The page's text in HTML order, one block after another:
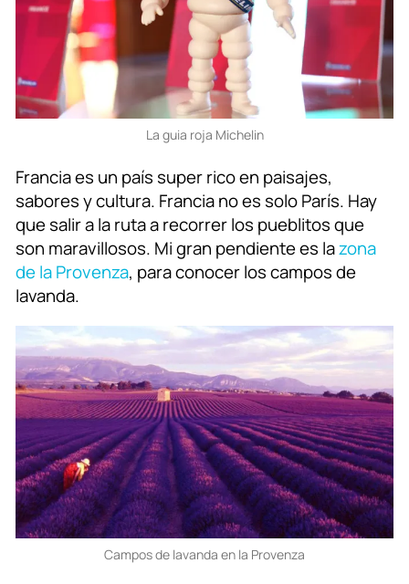
La guia roja Michelin
Francia es un país super rico en paisajes,
sabores y cultura. Francia no es solo París. Hay
que salir a la ruta a recorrer los pueblitos que
son maravillosos. Mi gran pendiente es lazona
de la Provenza, para conocer los campos de
lavanda.
Campos de lavanda en la Provenza